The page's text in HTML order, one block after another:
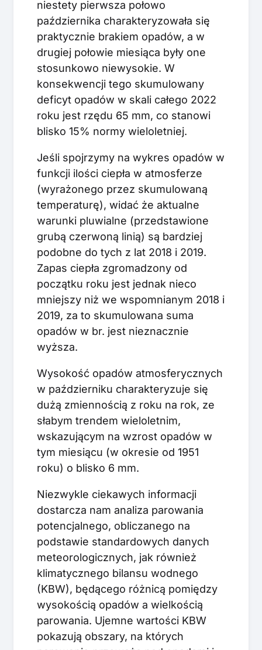
niestety pierwsza połowo
października charakteryzowała się
praktycznie brakiem opadów, a w
drugiej połowie miesiąca były one
stosunkowo niewysokie. W
konsekwencji tego skumulowany
deficyt opadów w skali całego 2022
roku jest rzędu 65 mm, co stanowi
blisko 15% normy wieloletniej.
Jeśli spojrzymy na wykres opadów w
funkcji ilości ciepła w atmosferze
(wyrażonego przez skumulowaną
temperaturę), widać że aktualne
warunki pluwialne (przedstawione
grubą czerwoną linią) są bardziej
podobne do tych z lat 2018 i 2019.
Zapas ciepła zgromadzony od
początku roku jest jednak nieco
mniejszy niż we wspomnianym 2018 i
2019, za to skumulowana suma
opadów w br. jest nieznacznie
wyższa.
Wysokość opadów atmosferycznych
w październiku charakteryzuje się
dużą zmiennością z roku na rok, ze
słabym trendem wieloletnim,
wskazującym na wzrost opadów w
tym miesiącu (w okresie od 1951
roku) o blisko 6 mm.
Niezwykle ciekawych informacji
dostarcza nam analiza parowania
potencjalnego, obliczanego na
podstawie standardowych danych
meteorologicznych, jak również
klimatycznego bilansu wodnego
(KBW), będącego różnicą pomiędzy
wysokością opadów a wielkością
parowania. Ujemne wartości KBW
pokazują obszary, na których